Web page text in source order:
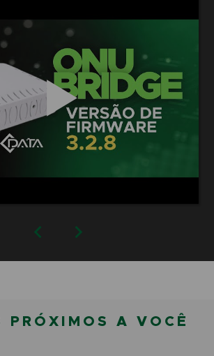
PRÓXIMOS A VOCÊ